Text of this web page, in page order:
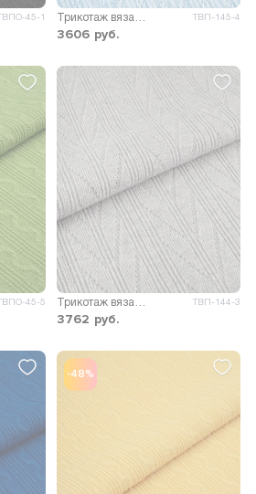
ТВПО-45-1 ТВП-145-4
3606 руб.
ТВПО-45-5 Трикотаж вязаный Мадлен ТВП-144-3
3762 руб.
-48%